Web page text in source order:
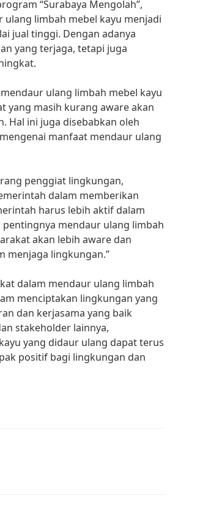
“Surabaya Mengolah”,
limbah mebel kayu menjadi
jual tinggi. Dengan adanya
yang terjaga, tetapi juga
ulang limbah mebel kayu
yang masih kurang aware akan
Hal ini juga disebabkan oleh
manfaat mendaur ulang
penggiat lingkungan,
dalam memberikan
harus lebih aktif dalam
mendaur ulang limbah
akan lebih aware dan
menjaga lingkungan.”
dalam mendaur ulang limbah
menciptakan lingkungan yang
dan kerjasama yang baik
stakeholder lainnya,
yang didaur ulang dapat terus
positif bagi lingkungan dan